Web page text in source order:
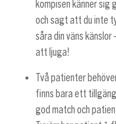
kompisen känner sig
och sagt att du inte
såra din väns
att ljuga!
Två patienter
finns bara ett
god match och